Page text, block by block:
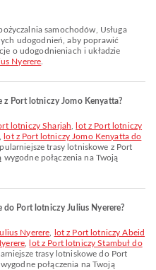
udogodnień, aby poprawić
o udogodnieniach i układzie
Nyerere
z Port lotniczy Jomo Kenyatta?
lotniczy Sharjah
lot z Port lotniczy
lot z Port lotniczy Jomo Kenyatta do
trasy lotniskowe z Port
połączenia na Twoją
do Port lotniczy Julius Nyerere?
Nyerere
lot z Port lotniczy Abeid
lot z Port lotniczy Stambuł do
trasy lotniskowe do Port
połączenia na Twoją